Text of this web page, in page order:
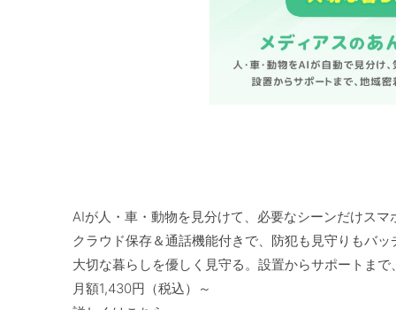
AIが人・車・動物を見分けて、必要なシーンだけスマ
クラウド保存＆通話機能付きで、防犯も見守りもバッ
大切な暮らしを優しく見守る。設置からサポートま
月額1,430円（税込）～